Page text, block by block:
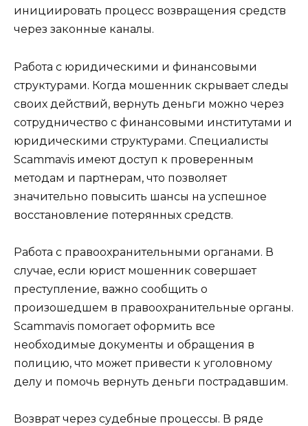
инициировать процесс возвращения средств
через законные каналы.
Работа с юридическими и финансовыми
структурами. Когда мошенник скрывает следы
своих действий, вернуть деньги можно через
сотрудничество с финансовыми институтами и
юридическими структурами. Специалисты
Scammavis имеют доступ к проверенным
методам и партнерам, что позволяет
значительно повысить шансы на успешное
восстановление потерянных средств.
Работа с правоохранительными органами. В
случае, если юрист мошенник совершает
преступление, важно сообщить о
произошедшем в правоохранительные органы.
Scammavis помогает оформить все
необходимые документы и обращения в
полицию, что может привести к уголовному
делу и помочь вернуть деньги пострадавшим.
Возврат через судебные процессы. В ряде